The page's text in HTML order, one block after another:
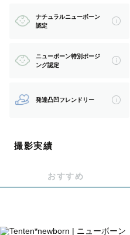
【 あゆんが選ばれる3つの
新生児/GCU〜成人、重症
どんなお子様でも安心して
2.ニューボーンの専門フォ
身につけております。
3.三児の母としてのリアル
ナチュラルニューボーン
認定
ニューボーン特別ポージ
ング認定
発達凸凹フレンドリー
撮影実績
おすすめ